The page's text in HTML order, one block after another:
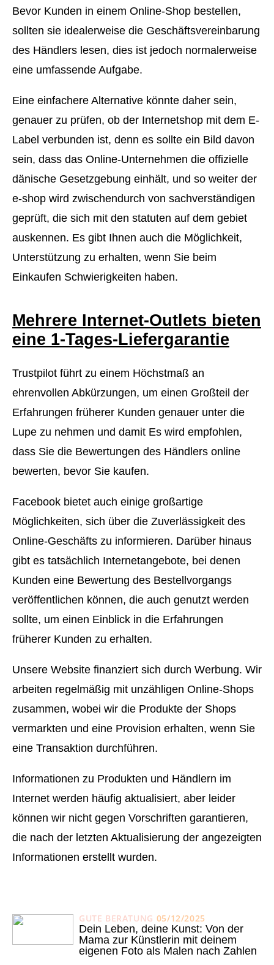
Bevor Kunden in einem Online-Shop bestellen,
sollten sie idealerweise die Geschäftsvereinbarung
des Händlers lesen, dies ist jedoch normalerweise
eine umfassende Aufgabe.
Eine einfachere Alternative könnte daher sein,
genauer zu prüfen, ob der Internetshop mit dem E-
Label verbunden ist, denn es sollte ein Bild davon
sein, dass das Online-Unternehmen die offizielle
dänische Gesetzgebung einhält, und so weiter der
e-shop wird zwischendurch von sachverständigen
geprüft, die sich mit den statuten auf dem gebiet
auskennen. Es gibt Ihnen auch die Möglichkeit,
Unterstützung zu erhalten, wenn Sie beim
Einkaufen Schwierigkeiten haben.
Mehrere Internet-Outlets bieten
eine 1-Tages-Liefergarantie
Trustpilot führt zu einem Höchstmaß an
ehrenvollen Abkürzungen, um einen Großteil der
Erfahrungen früherer Kunden genauer unter die
Lupe zu nehmen und damit Es wird empfohlen,
dass Sie die Bewertungen des Händlers online
bewerten, bevor Sie kaufen.
Facebook bietet auch einige großartige
Möglichkeiten, sich über die Zuverlässigkeit des
Online-Geschäfts zu informieren. Darüber hinaus
gibt es tatsächlich Internetangebote, bei denen
Kunden eine Bewertung des Bestellvorgangs
veröffentlichen können, die auch genutzt werden
sollte, um einen Einblick in die Erfahrungen
früherer Kunden zu erhalten.
Unsere Website finanziert sich durch Werbung. Wir
arbeiten regelmäßig mit unzähligen Online-Shops
zusammen, wobei wir die Produkte der Shops
vermarkten und eine Provision erhalten, wenn Sie
eine Transaktion durchführen.
Informationen zu Produkten und Händlern im
Internet werden häufig aktualisiert, aber leider
können wir nicht gegen Vorschriften garantieren,
die nach der letzten Aktualisierung der angezeigten
Informationen erstellt wurden.
GUTE BERATUNG 05/12/2025
Dein Leben, deine Kunst: Von der
Mama zur Künstlerin mit deinem
eigenen Foto als Malen nach Zahlen